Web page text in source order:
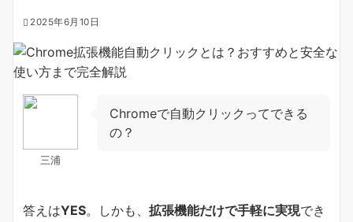
2025年6月10日
三浦
Chromeで自動クリックってできる
の？
答えはYES。しかも、 拡張機能だけで手軽に実現でき